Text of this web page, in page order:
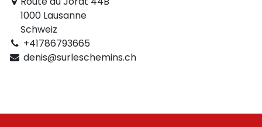
1000 Lausanne
Schweiz
+41786793665
denis@surleschemins.ch